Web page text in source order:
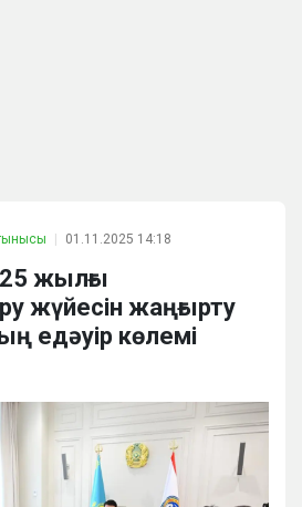
01.11.2025 14:18
жылғы
жүйесін жаңғырту
едәуір көлемі